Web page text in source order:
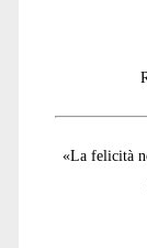
«La felicità